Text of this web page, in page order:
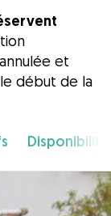
et
début de la
Disponibilité